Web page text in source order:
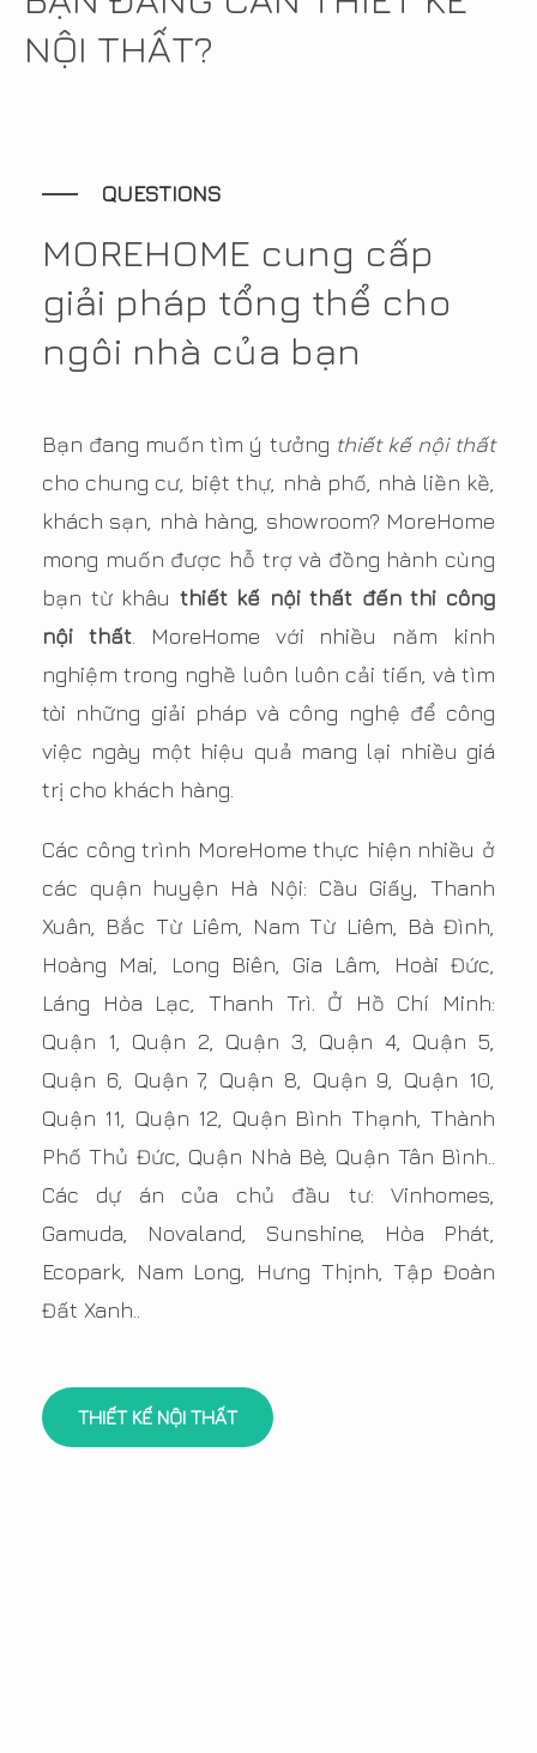
NỘI THẤT?
QUESTIONS
MOREHOME cung cấp
giải pháp tổng thể cho
ngôi nhà của bạn
Bạn đang muốn tìm ý tưởng thiết kế nội thất
cho chung cư, biệt thự, nhà phố, nhà liền kề,
khách sạn, nhà hàng, showroom? MoreHome
mong muốn được hỗ trợ và đồng hành cùng
bạn từ khâu thiết kế nội thất đến thi công
nội thất. MoreHome với nhiều năm kinh
nghiệm trong nghề luôn luôn cải tiến, và tìm
tòi những giải pháp và công nghệ để công
việc ngày một hiệu quả mang lại nhiều giá
trị cho khách hàng.
Các công trình MoreHome thực hiện nhiều ở
các quận huyện Hà Nội: Cầu Giấy, Thanh
Xuân, Bắc Từ Liêm, Nam Từ Liêm, Bà Đình,
Hoàng Mai, Long Biên, Gia Lâm, Hoài Đức,
Láng Hòa Lạc, Thanh Trì. Ở Hồ Chí Minh:
Quận 1, Quận 2, Quận 3, Quận 4, Quận 5,
Quận 6, Quận 7, Quận 8, Quận 9, Quận 10,
Quận 11, Quận 12, Quận Bình Thạnh, Thành
Phố Thủ Đức, Quận Nhà Bè, Quận Tân Bình..
Các dự án của chủ đầu tư: Vinhomes,
Gamuda, Novaland, Sunshine, Hòa Phát,
Ecopark, Nam Long, Hưng Thịnh, Tập Đoàn
Đất Xanh..
THIẾT KẾ NỘI THẤT